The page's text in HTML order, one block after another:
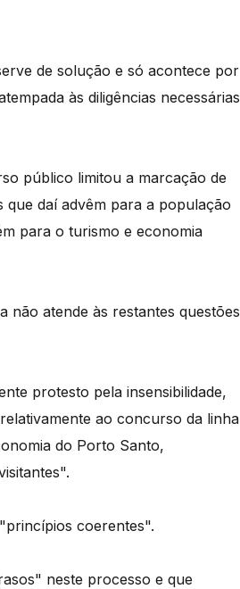
de solução e só acontece por
às diligências necessárias
público limitou a marcação de
daí advêm para a população
para o turismo e economia
não atende às restantes questões
protesto pela insensibilidade,
ao concurso da linha
do Porto Santo,
coerentes".
neste processo e que